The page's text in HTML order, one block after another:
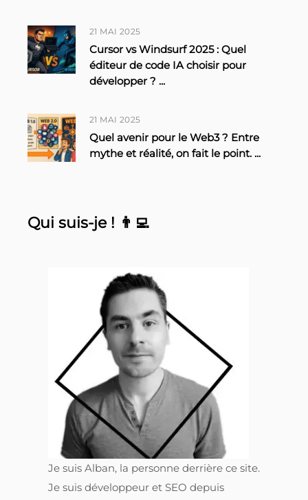
21 MAI 2025
Cursor vs Windsurf 2025 : Quel
éditeur de code IA choisir pour
développer ? ...
21 MAI 2025
Quel avenir pour le Web3 ? Entre
mythe et réalité, on fait le point. ...
Qui suis-je ! 👨‍💻
Je suis Alban, la personne derrière ce site.
Je suis développeur et SEO depuis